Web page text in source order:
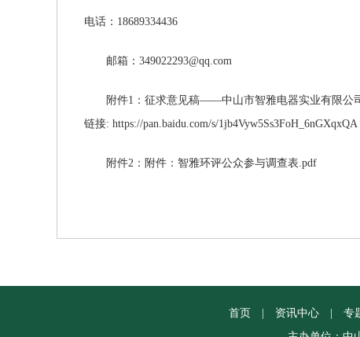
电话： 18689334436
邮箱： 349022293@qq.com
附件1：征求意见稿——中山市智雅电器实业有限公
链接: https://pan.baidu.com/s/1jb4Vyw5Ss3FoH_6nGXqxQA
附件2： 附件：智雅环评公众参与调查表.pdf
首页 资讯中心 专